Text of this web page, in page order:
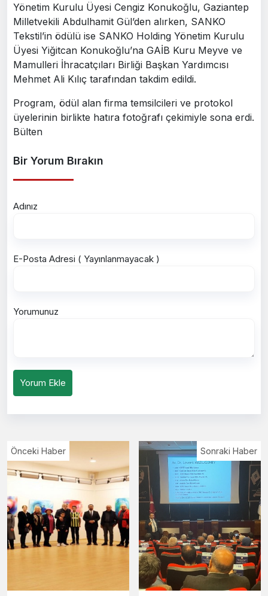
Yönetim Kurulu Üyesi Cengiz Konukoğlu, Gaziantep
Milletvekili Abdulhamit Gül’den alırken, SANKO
Tekstil’in ödülü ise SANKO Holding Yönetim Kurulu
Üyesi Yiğitcan Konukoğlu’na GAİB Kuru Meyve ve
Mamulleri İhracatçıları Birliği Başkan Yardımcısı
Mehmet Ali Kılıç tarafından takdim edildi.
Program, ödül alan firma temsilcileri ve protokol
üyelerinin birlikte hatıra fotoğrafı çekimiyle sona erdi.
Bülten
Bir Yorum Bırakın
Adınız
E-Posta Adresi ( Yayınlanmayacak )
Yorumunuz
Yorum Ekle
Önceki Haber Sonraki Haber